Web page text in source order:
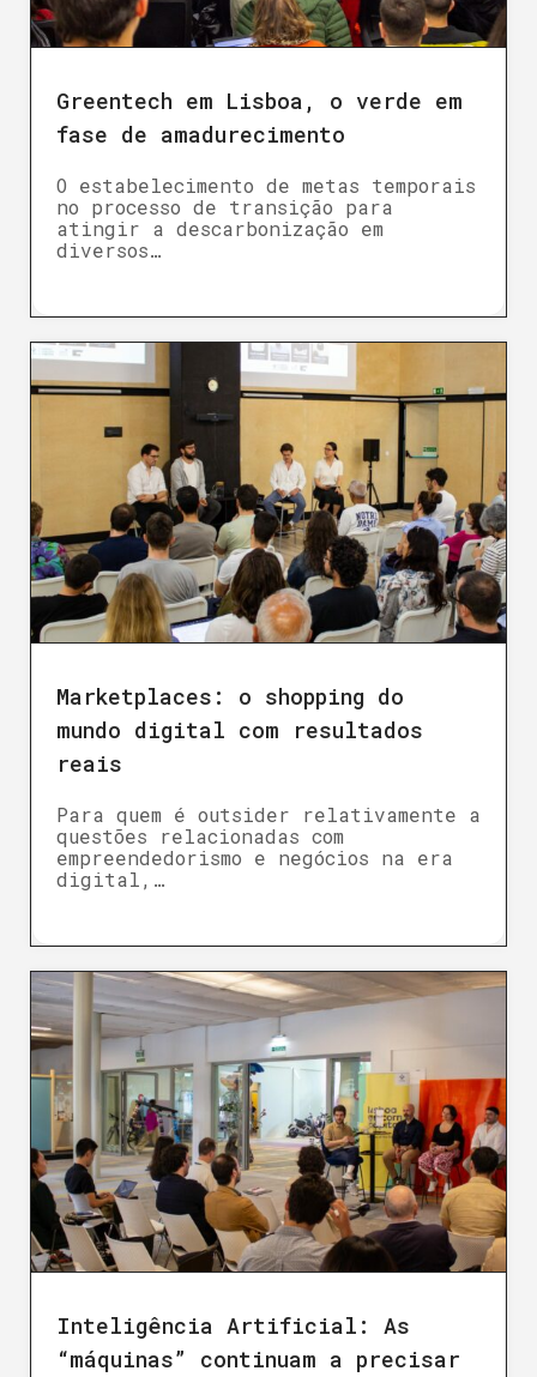
Greentech em Lisboa, o verde em
fase de amadurecimento
O estabelecimento de metas temporais
no processo de transição para
atingir a descarbonização em
diversos…
Marketplaces: o shopping do
mundo digital com resultados
reais
Para quem é outsider relativamente a
questões relacionadas com
empreendedorismo e negócios na era
digital,…
Inteligência Artificial: As
“máquinas” continuam a precisar